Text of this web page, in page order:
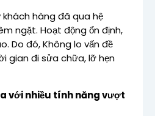
khách hàng đã qua hệ
ngặt. Hoạt động ổn định,
Do đó, Không lo vấn đề
gian đi sửa chữa, lỡ hẹn
với nhiều tính năng vượt